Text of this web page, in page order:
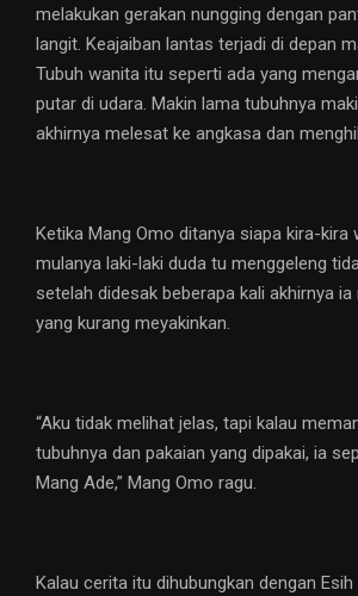
melakukan gerakan nungging dengan
langit. Keajaiban lantas terjadi di depan
Tubuh wanita itu seperti ada yang
putar di udara. Makin lama tubuhnya
akhirnya melesat ke angkasa dan
Ketika Mang Omo ditanya siapa kira-kira
mulanya laki-laki duda tu menggeleng
setelah didesak beberapa kali akhirnya
yang kurang meyakinkan.
“Aku tidak melihat jelas, tapi kalau
tubuhnya dan pakaian yang dipakai, ia
Mang Ade,” Mang Omo ragu.
Kalau cerita itu dihubungkan dengan